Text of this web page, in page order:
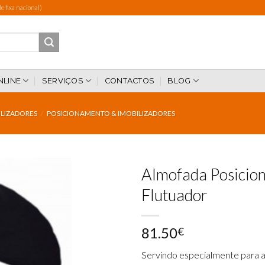
fixa nacional)
SERVIÇOS CONTACTOS BLOG
/ POSICIONAMENTO & IMOBILIZADORES
Add to
wishlist
Almofada
Flutuador
81.50€
Servindo especialmente para